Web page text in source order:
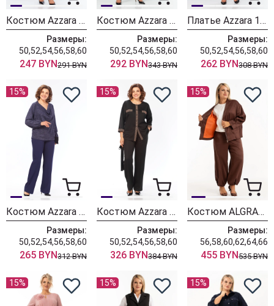
Костюм Azzara 10086
Размеры:
50,52,54,56,58,60
247 BYN291 BYN
Костюм Azzara 10083
Размеры:
50,52,54,56,58,60
292 BYN343 BYN
Платье Azzara 10080
Размеры:
50,52,54,56,58,60
262 BYN308 BYN
15%
Костюм Azzara 10069
Размеры:
50,52,54,56,58,60
265 BYN312 BYN
15%
Костюм Azzara 10063
Размеры:
50,52,54,56,58,60
326 BYN384 BYN
15%
Костюм ALGRANDA (Новелла Шарм) 4127-6
Размеры:
56,58,60,62,64,66
455 BYN535 BYN
15% 15% 15%